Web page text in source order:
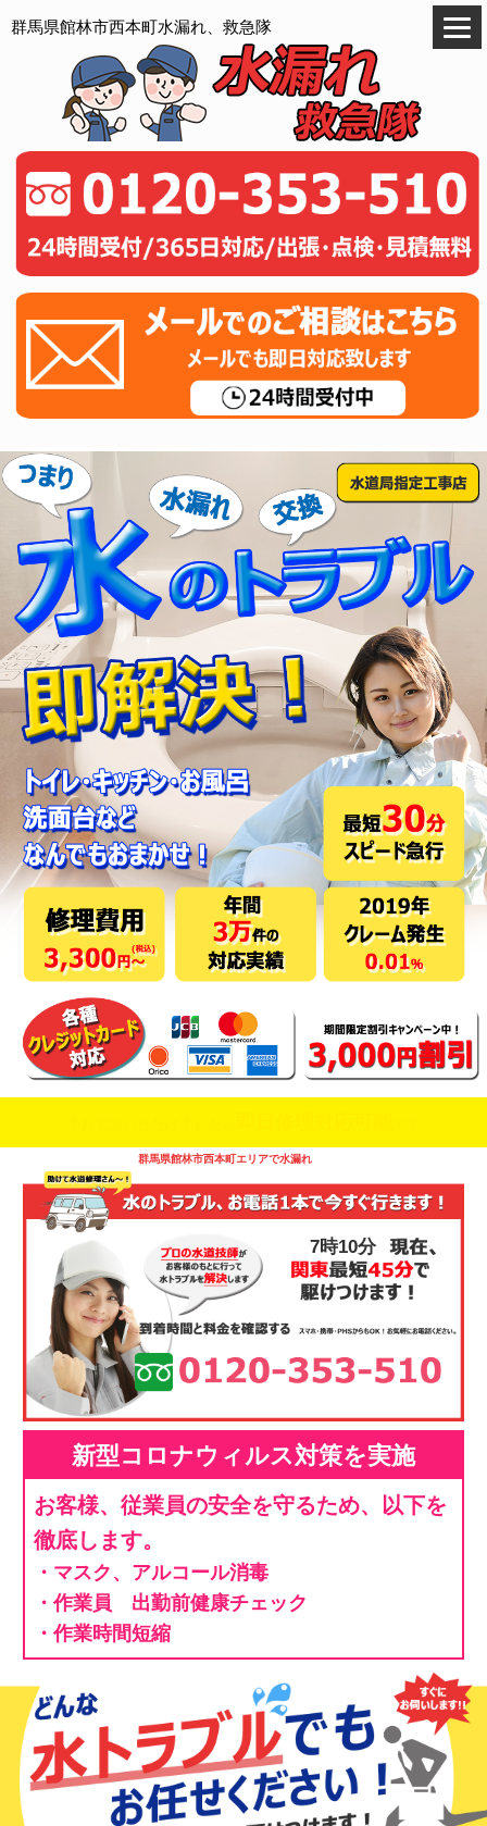
群馬県館林市西本町水漏れ、救急隊
群馬県館林市西本町エリアで水漏れ
7時10分
新型コロナウィルス対策を実施
お客様、従業員の安全を守るため、以下を
徹底します。
・マスク、アルコール消毒
・作業員 出勤前健康チェック
・作業時間短縮